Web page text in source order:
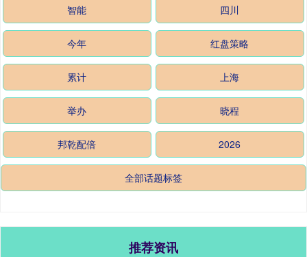
智能 四川
今年 红盘策略
累计 上海
举办 晓程
邦乾配倍 2026
全部话题标签
推荐资讯